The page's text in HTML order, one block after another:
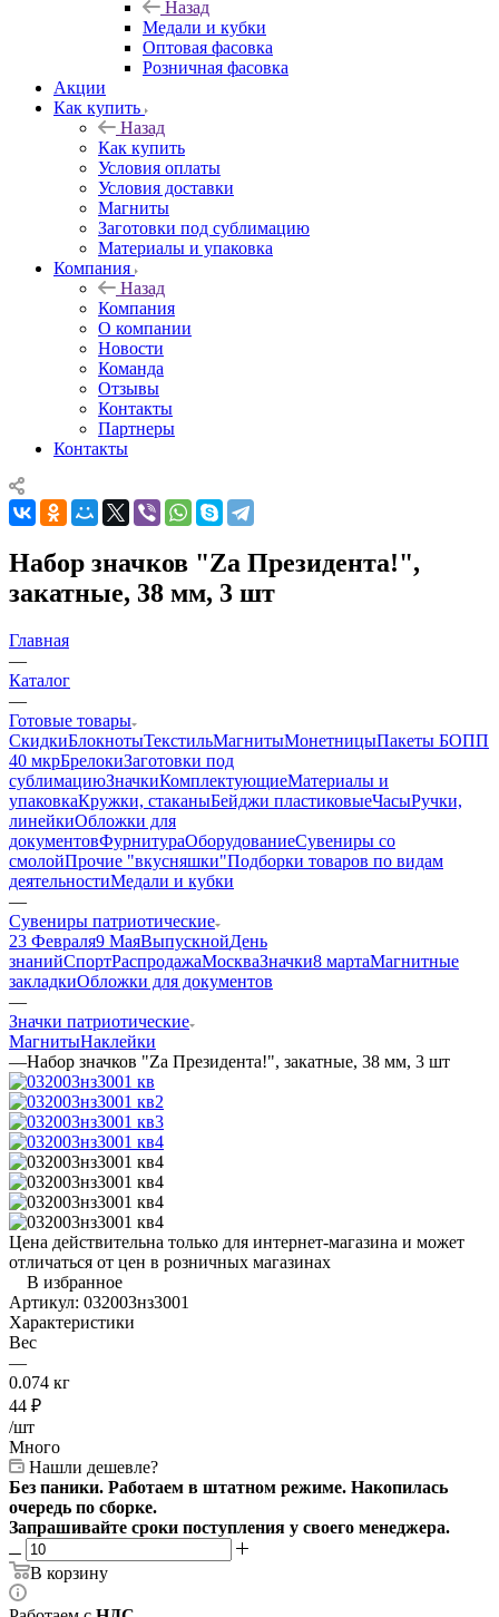
Назад
Медали и кубки
Оптовая фасовка
Розничная фасовка
Акции
Как купить
Назад
Как купить
Условия оплаты
Условия доставки
Магниты
Заготовки под сублимацию
Материалы и упаковка
Компания
Назад
Компания
О компании
Новости
Команда
Отзывы
Контакты
Партнеры
Контакты
Набор значков "Zа Президента!",
закатные, 38 мм, 3 шт
Главная
—
Каталог
—
Готовые товары
СкидкиБлокнотыТекстильМагнитыМонетницыПакеты БОПП
40 мкрБрелокиЗаготовки под
сублимациюЗначкиКомплектующиеМатериалы и
упаковкаКружки, стаканыБейджи пластиковыеЧасыРучки,
линейкиОбложки для
документовФурнитураОборудованиеСувениры со
смолойПрочие "вкусняшки"Подборки товаров по видам
деятельностиМедали и кубки
—
Сувениры патриотические
23 Февраля9 МаяВыпускнойДень
знанийСпортРаспродажаМоскваЗначки8 мартаМагнитные
закладкиОбложки для документов
—
Значки патриотические
МагнитыНаклейки
—Набор значков "Zа Президента!", закатные, 38 мм, 3 шт
Цена действительна только для интернет-магазина и может
отличаться от цен в розничных магазинах
В избранное
Артикул: 032003нз3001
Характеристики
Вес
—
0.074 кг
44 ₽
/шт
Много
Нашли дешевле?
Без паники. Работаем в штатном режиме. Накопилась
очередь по сборке.
Запрашивайте сроки поступления у своего менеджера.
В корзину